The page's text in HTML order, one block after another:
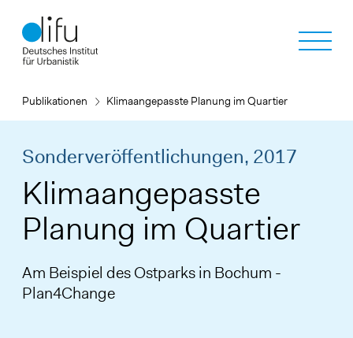
zum
Inhalt
Publikationen Klimaangepasste Planung im Quartier
Sonderveröffentlichungen, 2017
Klimaangepasste
Planung im Quartier
Am Beispiel des Ostparks in Bochum -
Plan4Change